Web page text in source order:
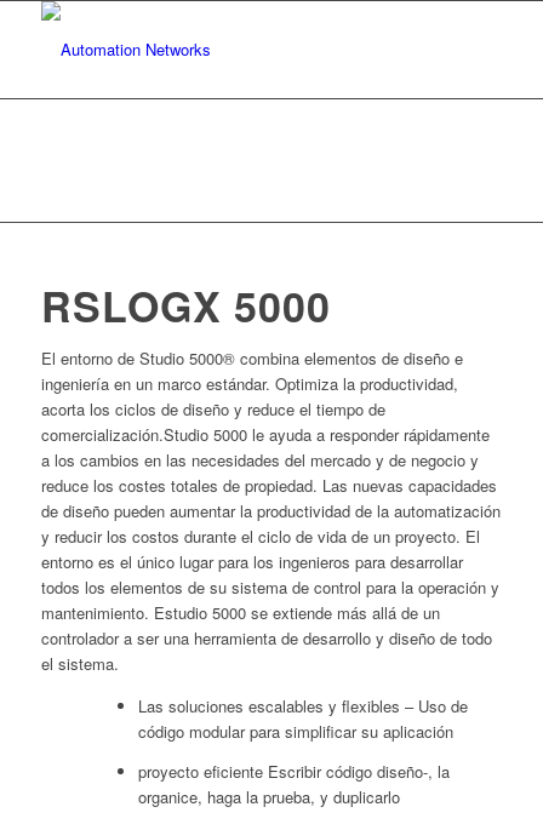
RSLOGX 5000
El entorno de Studio 5000® combina elementos de diseño e
ingeniería en un marco estándar. Optimiza la productividad,
acorta los ciclos de diseño y reduce el tiempo de
comercialización.Studio 5000 le ayuda a responder rápidamente
a los cambios en las necesidades del mercado y de negocio y
reduce los costes totales de propiedad. Las nuevas capacidades
de diseño pueden aumentar la productividad de la automatización
y reducir los costos durante el ciclo de vida de un proyecto. El
entorno es el único lugar para los ingenieros para desarrollar
todos los elementos de su sistema de control para la operación y
mantenimiento. Estudio 5000 se extiende más allá de un
controlador a ser una herramienta de desarrollo y diseño de todo
el sistema.
Las soluciones escalables y flexibles – Uso de
código modular para simplificar su aplicación
proyecto eficiente Escribir código diseño-, la
organice, haga la prueba, y duplicarlo